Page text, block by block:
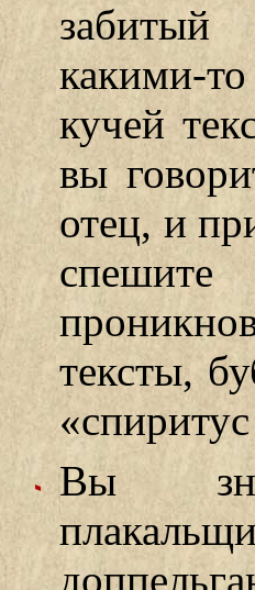
забитый
какими-
кучей
вы
отец, и
тексты,
Вы